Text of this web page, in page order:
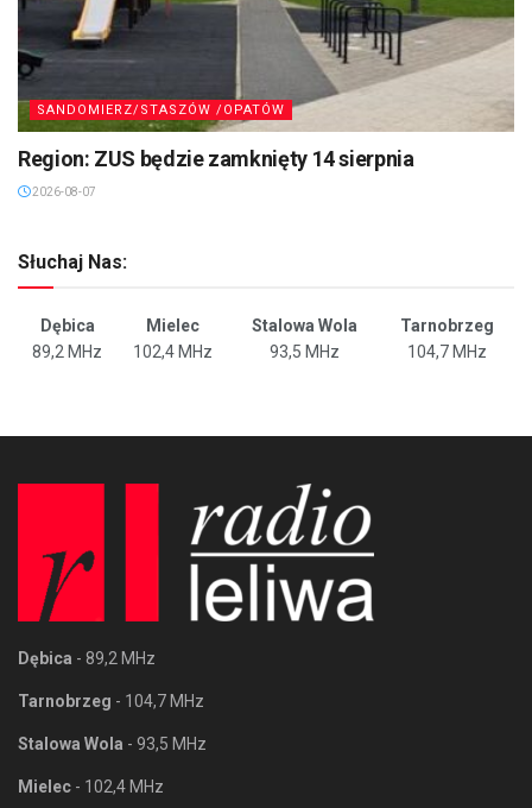
SANDOMIERZ/STASZÓW /OPATÓW
Region: ZUS będzie zamknięty 14 sierpnia
2026-08-07
Słuchaj Nas:
Dębica Mielec Stalowa Wola
Tarnobrzeg
89,2 MHz
102,4 MHz 93,5 MHz 104,7 MHz
Dębica - 89,2 MHz
Tarnobrzeg - 104,7 MHz
Stalowa Wola - 93,5 MHz
Mielec - 102,4 MHz